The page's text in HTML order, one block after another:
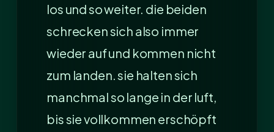
los und so weiter. die beiden
schrecken sich also immer
wieder auf und kommen nicht
zum landen. sie halten sich
manchmal so lange in der luft,
bis sie vollkommen erschöpft